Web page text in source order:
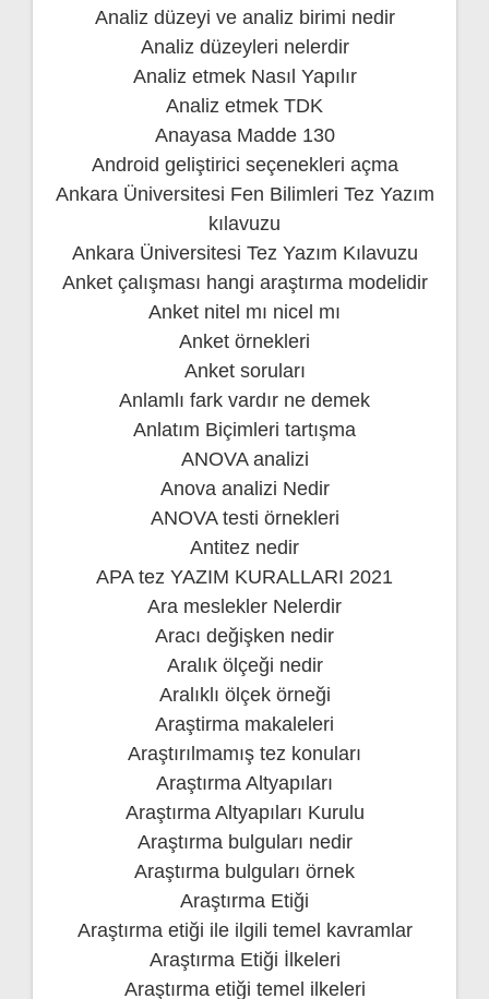
Analiz düzeyi ve analiz birimi nedir
Analiz düzeyleri nelerdir
Analiz etmek Nasıl Yapılır
Analiz etmek TDK
Anayasa Madde 130
Android geliştirici seçenekleri açma
Ankara Üniversitesi Fen Bilimleri Tez Yazım
kılavuzu
Ankara Üniversitesi Tez Yazım Kılavuzu
Anket çalışması hangi araştırma modelidir
Anket nitel mı nicel mı
Anket örnekleri
Anket soruları
Anlamlı fark vardır ne demek
Anlatım Biçimleri tartışma
ANOVA analizi
Anova analizi Nedir
ANOVA testi örnekleri
Antitez nedir
APA tez YAZIM KURALLARI 2021
Ara meslekler Nelerdir
Aracı değişken nedir
Aralık ölçeği nedir
Aralıklı ölçek örneği
Araştirma makaleleri
Araştırılmamış tez konuları
Araştırma Altyapıları
Araştırma Altyapıları Kurulu
Araştırma bulguları nedir
Araştırma bulguları örnek
Araştırma Etiği
Araştırma etiği ile ilgili temel kavramlar
Araştırma Etiği İlkeleri
Araştırma etiği temel ilkeleri